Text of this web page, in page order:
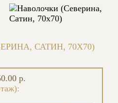
САТИН, 70X70)
р.